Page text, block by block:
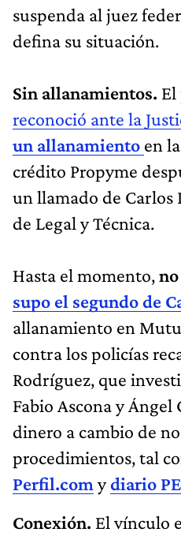
suspenda al juez
defina su situación.
Sin allanamientos.
reconoció ante la
un allanamiento en
crédito Propyme
un llamado de Carlos
de Legal y Técnica.
Hasta el momento,
supo el segundo de
allanamiento en
contra los policías
Rodríguez, que
Fabio Ascona y
dinero a cambio de
procedimientos, tal
Perfil.com ydiario
Conexión. El vínculo